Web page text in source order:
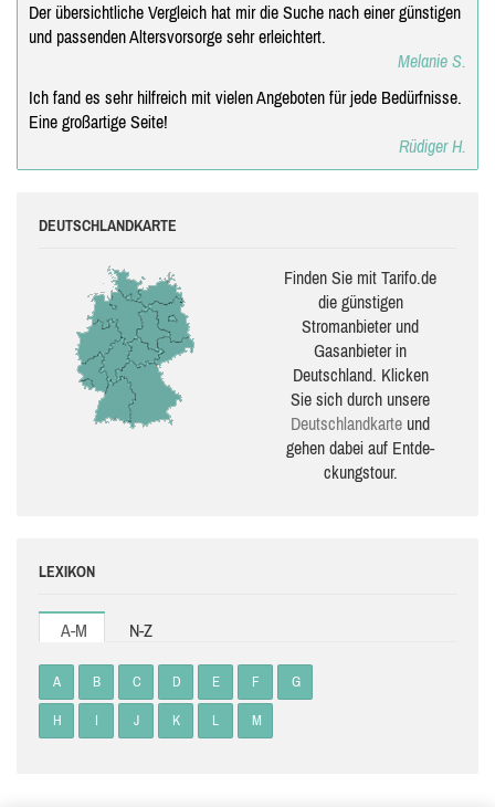
Der übersichtliche Vergleich hat mir die Suche nach einer günstigen
und passenden Altersvorsorge sehr erleichtert.
Melanie S.
Ich fand es sehr hilfreich mit vielen Angeboten für jede Bedürfnisse.
Eine großartige Seite!
Rüdiger H.
DEUTSCHLANDKARTE
Finden Sie mit Tarifo.de
die güns­ti­gen
Stromanbieter und
Gasanbieter in
Deutschland. Klicken
Sie sich durch unsere
Deutsch­land­karte und
gehen dabei auf Ent­de­
ckungs­tour.
LEXIKON
A-M N-Z
A B C D E F G
H I J K L M